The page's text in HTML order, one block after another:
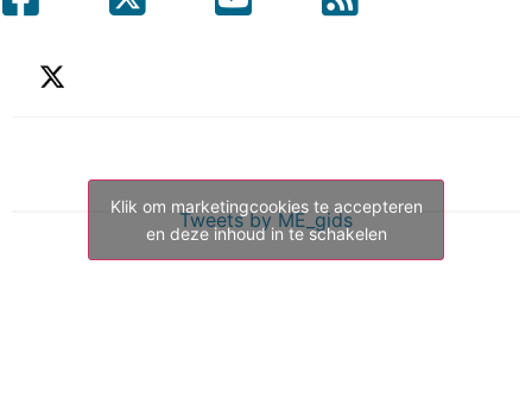
Tweets by ME_gids
Klik om marketingcookies te accepteren
en deze inhoud in te schakelen